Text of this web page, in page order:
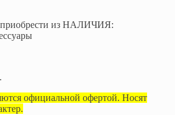
приобрести из НАЛИЧИЯ:
официальной офертой. Носят